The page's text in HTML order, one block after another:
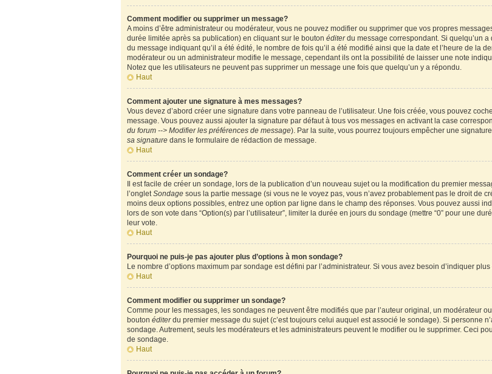
Comment modifier ou supprimer un message?
A moins d’être administrateur ou modérateur, vous ne pouvez modifier ou supprimer que vos propres
durée limitée après sa publication) en cliquant sur le bouton éditerdu message correspondant. Si quelqu’un a
du message indiquant qu’il a été édité, le nombre de fois qu’il a été modifié ainsi que la date et l’heure de la
modérateur ou un administrateur modifie le message, cependant ils ont la possibilité de laisser une note
Notez que les utilisateurs ne peuvent pas supprimer un message une fois que quelqu’un y a répondu.
Haut
Comment ajouter une signature à mes messages?
Vous devez d’abord créer une signature dans votre panneau de l’utilisateur. Une fois créée, vous pouvez
message. Vous pouvez aussi ajouter la signature par défaut à tous vos messages en activant la case
du forum --> Modifier les préférences de message). Par la suite, vous pourrez toujours empêcher une
sa signaturedans le formulaire de rédaction de message.
Haut
Comment créer un sondage?
Il est facile de créer un sondage, lors de la publication d’un nouveau sujet ou la modification du premier
l’ongletSondagesous la partie message (si vous ne le voyez pas, vous n’avez probablement pas le droit de
moins deux options possibles, entrez une option par ligne dans le champ des réponses. Vous pouvez aussi
lors de son vote dans “Option(s) par l’utilisateur”, limiter la durée en jours du sondage (mettre “0” pour une
leur vote.
Haut
Pourquoi ne puis-je pas ajouter plus d’options à mon sondage?
Le nombre d’options maximum par sondage est défini par l’administrateur. Si vous avez besoin d’indiquer
Haut
Comment modifier ou supprimer un sondage?
Comme pour les messages, les sondages ne peuvent être modifiés que par l’auteur original, un modérateur
bouton éditerdu premier message du sujet (c’est toujours celui auquel est associé le sondage). Si personne
sondage. Autrement, seuls les modérateurs et les administrateurs peuvent le modifier ou le supprimer. Ceci
de sondage.
Haut